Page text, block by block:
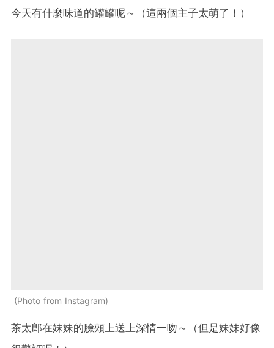
今天有什麼味道的罐罐呢～（這兩個主子太萌了！）
Photo from Instagram
茶太郎在妹妹的臉頰上送上深情一吻～（但是妹妹好像